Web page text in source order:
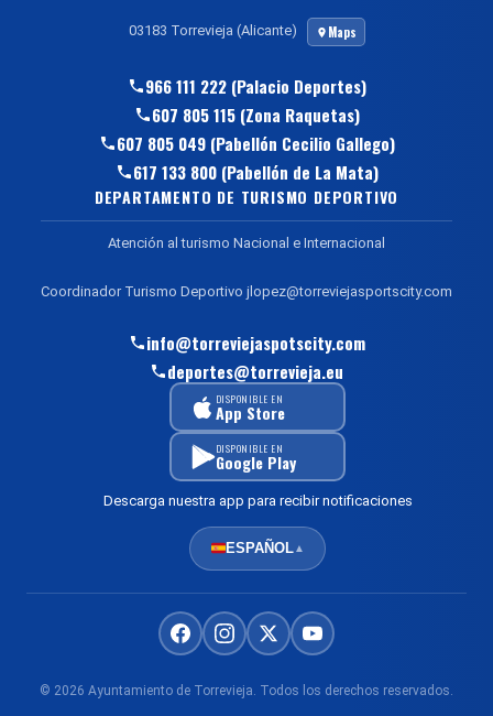
03183 Torrevieja (Alicante) Maps
966 111 222 (Palacio Deportes)
607 805 115 (Zona Raquetas)
607 805 049 (Pabellón Cecilio Gallego)
617 133 800 (Pabellón de La Mata)
DEPARTAMENTO DE TURISMO DEPORTIVO
Atención al turismo Nacional e Internacional
Coordinador Turismo Deportivo jlopez@torreviejasportscity.com
info@torreviejaspotscity.com
deportes@torrevieja.eu
DISPONIBLE EN
App Store
DISPONIBLE EN
Google Play
Descarga nuestra app para recibir notificaciones
ESPAÑOL▲
© 2026 Ayuntamiento de Torrevieja. Todos los derechos reservados.